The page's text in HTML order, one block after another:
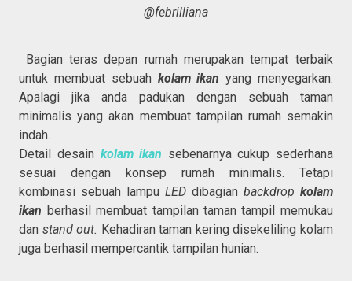
@febrilliana
Bagian teras depan rumah merupakan tempat terbaik
untuk membuat sebuah kolam ikan yang menyegarkan.
Apalagi jika anda padukan dengan sebuah taman
minimalis yang akan membuat tampilan rumah semakin
indah.
Detail desain kolam ikan sebenarnya cukup sederhana
sesuai dengan konsep rumah minimalis. Tetapi
kombinasi sebuah lampu LED dibagian backdrop kolam
ikan berhasil membuat tampilan taman tampil memukau
dan stand out. Kehadiran taman kering disekeliling kolam
juga berhasil mempercantik tampilan hunian.